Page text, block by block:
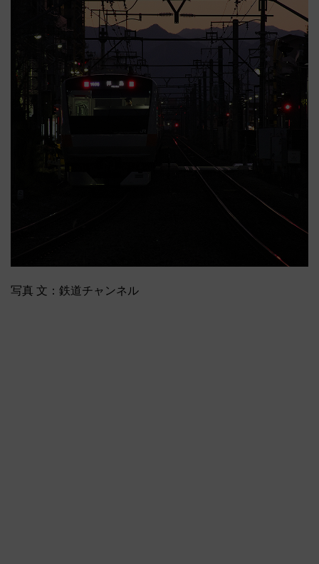
写真 文：鉄道チャンネル